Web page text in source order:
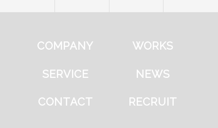
COMPANY WORKS
SERVICE NEWS
CONTACT RECRUIT